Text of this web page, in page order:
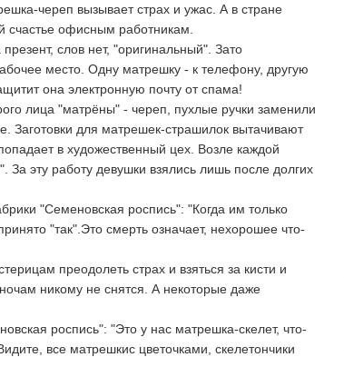
череп вызывает страх и ужас. А в стране
счастье офисным работникам.
слов нет, "оригинальный". Зато
место. Одну матрешку - к телефону, другую
она электронную почту от спама!
лица "матрёны" - череп, пухлые ручки заменили
Заготовки для матрешек-страшилок вытачивают
в художественный цех. Возле каждой
эту работу девушки взялись лишь после долгих
"Семеновская роспись": "Когда им только
"так".Это смерть означает, нехорошее что-
преодолеть страх и взяться за кисти и
никому не снятся. А некоторые даже
роспись": "Это у нас матрешка-скелет, что-
все матрешкис цветочками, скелетончики